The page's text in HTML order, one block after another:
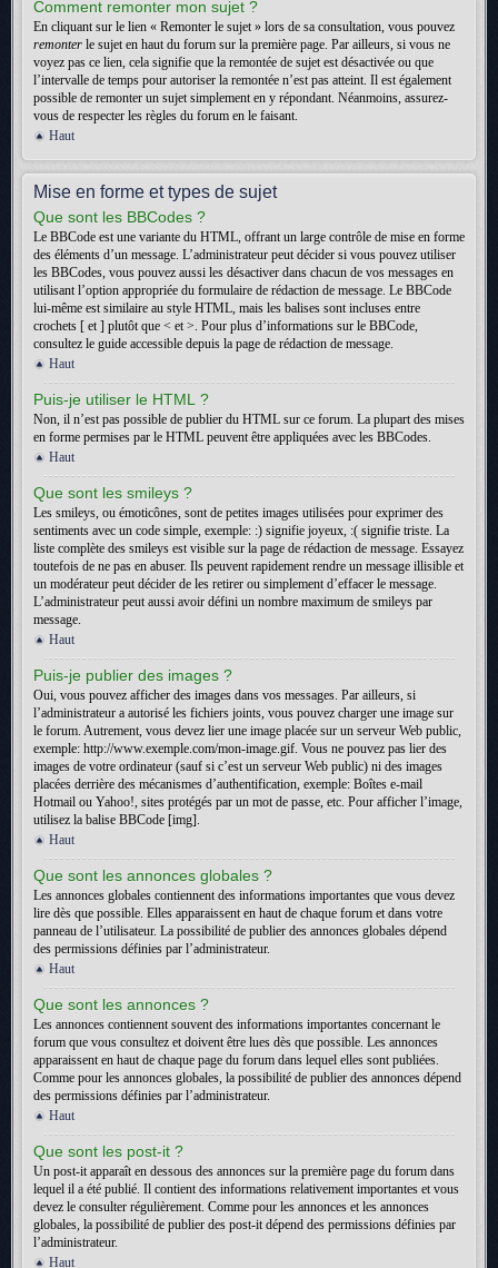
Comment remonter mon sujet ?
En cliquant sur le lien « Remonter le sujet » lors de sa consultation, vous pouvez
remonter le sujet en haut du forum sur la première page. Par ailleurs, si vous ne
voyez pas ce lien, cela signifie que la remontée de sujet est désactivée ou que
l’intervalle de temps pour autoriser la remontée n’est pas atteint. Il est également
possible de remonter un sujet simplement en y répondant. Néanmoins, assurez-
vous de respecter les règles du forum en le faisant.
Haut
Mise en forme et types de sujet
Que sont les BBCodes ?
Le BBCode est une variante du HTML, offrant un large contrôle de mise en forme
des éléments d’un message. L’administrateur peut décider si vous pouvez utiliser
les BBCodes, vous pouvez aussi les désactiver dans chacun de vos messages en
utilisant l’option appropriée du formulaire de rédaction de message. Le BBCode
lui-même est similaire au style HTML, mais les balises sont incluses entre
crochets [ et ] plutôt que < et >. Pour plus d’informations sur le BBCode,
consultez le guide accessible depuis la page de rédaction de message.
Haut
Puis-je utiliser le HTML ?
Non, il n’est pas possible de publier du HTML sur ce forum. La plupart des mises
en forme permises par le HTML peuvent être appliquées avec les BBCodes.
Haut
Que sont les smileys ?
Les smileys, ou émoticônes, sont de petites images utilisées pour exprimer des
sentiments avec un code simple, exemple: :) signifie joyeux, :( signifie triste. La
liste complète des smileys est visible sur la page de rédaction de message. Essayez
toutefois de ne pas en abuser. Ils peuvent rapidement rendre un message illisible et
un modérateur peut décider de les retirer ou simplement d’effacer le message.
L’administrateur peut aussi avoir défini un nombre maximum de smileys par
message.
Haut
Puis-je publier des images ?
Oui, vous pouvez afficher des images dans vos messages. Par ailleurs, si
l’administrateur a autorisé les fichiers joints, vous pouvez charger une image sur
le forum. Autrement, vous devez lier une image placée sur un serveur Web public,
exemple: http://www.exemple.com/mon-image.gif. Vous ne pouvez pas lier des
images de votre ordinateur (sauf si c’est un serveur Web public) ni des images
placées derrière des mécanismes d’authentification, exemple: Boîtes e-mail
Hotmail ou Yahoo!, sites protégés par un mot de passe, etc. Pour afficher l’image,
utilisez la balise BBCode [img].
Haut
Que sont les annonces globales ?
Les annonces globales contiennent des informations importantes que vous devez
lire dès que possible. Elles apparaissent en haut de chaque forum et dans votre
panneau de l’utilisateur. La possibilité de publier des annonces globales dépend
des permissions définies par l’administrateur.
Haut
Que sont les annonces ?
Les annonces contiennent souvent des informations importantes concernant le
forum que vous consultez et doivent être lues dès que possible. Les annonces
apparaissent en haut de chaque page du forum dans lequel elles sont publiées.
Comme pour les annonces globales, la possibilité de publier des annonces dépend
des permissions définies par l’administrateur.
Haut
Que sont les post-it ?
Un post-it apparaît en dessous des annonces sur la première page du forum dans
lequel il a été publié. Il contient des informations relativement importantes et vous
devez le consulter régulièrement. Comme pour les annonces et les annonces
globales, la possibilité de publier des post-it dépend des permissions définies par
l’administrateur.
Haut